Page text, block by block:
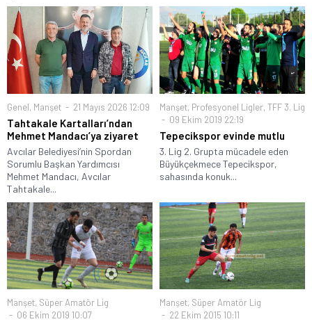
Genel, Manşet 21 Mayıs 2026 12:09
Tahtakale Kartalları’ndan
Mehmet Mandacı’ya ziyaret
Avcılar Belediyesi’nin Spordan
Sorumlu Başkan Yardımcısı
Mehmet Mandacı, Avcılar
Tahtakale...
Manşet, Profesyonel Ligler, TFF 3. Lig
09 Ekim 2019 22:19
Tepecikspor evinde mutlu
3. Lig 2. Grupta mücadele eden
Büyükçekmece Tepecikspor,
sahasında konuk...
Manşet, Süper Amatör Lig
06 Ekim 2019 10:07
Manşet, Süper Amatör Lig
22 Ekim 2015 10:11